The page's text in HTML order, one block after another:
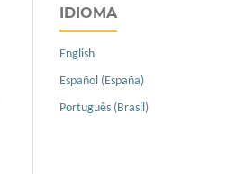
IDIOMA
English
Español (España)
Português (Brasil)